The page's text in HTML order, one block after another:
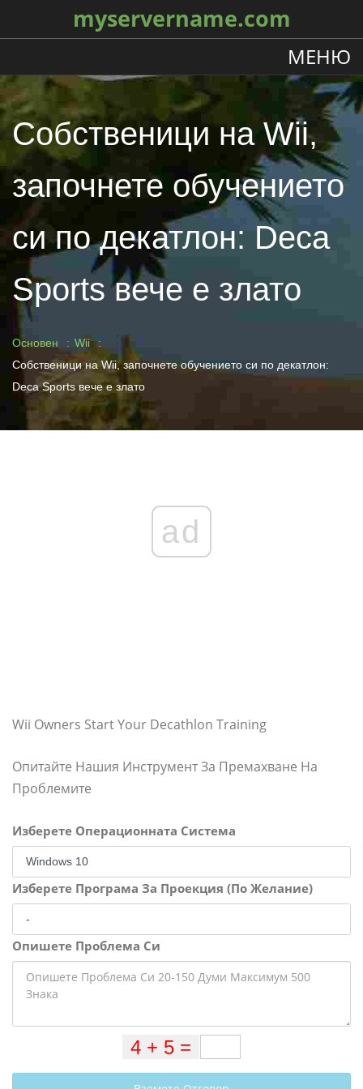
myservername.com
МЕНЮ
Собственици на Wii,
започнете обучението
си по декатлон: Deca
Sports вече е злато
Основен
Wii
Собственици на Wii, започнете обучението си по декатлон:
Deca Sports вече е злато
ad
Wii Owners Start Your Decathlon Training
Опитайте Нашия Инструмент За Премахване На
Проблемите
Изберете Операционната Система
Изберете Програма За Проекция (По Желание)
Опишете Проблема Си